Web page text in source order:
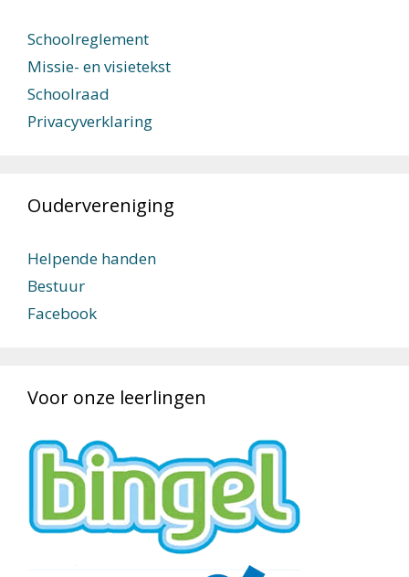
Schoolreglement
Missie- en visietekst
Schoolraad
Privacyverklaring
Oudervereniging
Helpende handen
Bestuur
Facebook
Voor onze leerlingen